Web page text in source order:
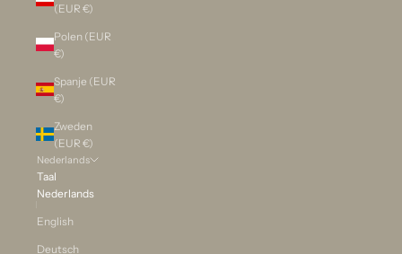
(EUR €)
Polen (EUR
€)
Spanje (EUR
€)
Zweden
(EUR €)
Nederlands
Taal
Nederlands
English
Deutsch